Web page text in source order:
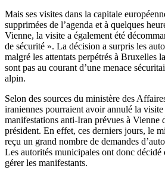
Mais ses visites dans la capitale
supprimées de l’agenda et à quelques
Vienne, la visite a également été
de sécurité ». La décision a surpris les
malgré les attentats perpétrés à Bruxelles
sont pas au courant d’une menace
alpin.
Selon des sources du ministère des
iraniennes pourraient avoir annulé la visite
manifestations anti-Iran prévues à Vienne
président. En effet, ces derniers jours, le
reçu un grand nombre de demandes
Les autorités municipales ont donc décidé
gérer les manifestants.